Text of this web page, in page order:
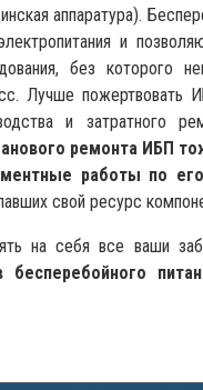
аппаратура).
и
без которого
Лучше пожертвовать
и
ремонта ИБП
работы по
свой ресурс
на себя все ваши
бесперебойного